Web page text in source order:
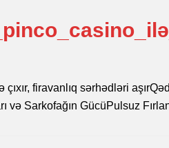
firavanlıq sərhədləri
və Sarkofağın GücüPulsuz